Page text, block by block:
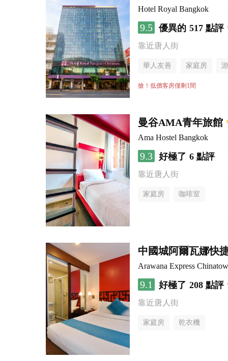
Hotel Royal Bangkok
9.5 優異的 517 點評
靠近唐人街
華人友善 家庭房
搶！低價客房僅剩1間
曼谷AMA青年旅館
Ama Hostel Bangkok
9.3 好極了 6 點評
靠近唐人街
家庭房 咖啡室
中國城阿爾瓦娜快
Arawana Express
9.1 好極了 208 點評
靠近唐人街
家庭房 乾衣機